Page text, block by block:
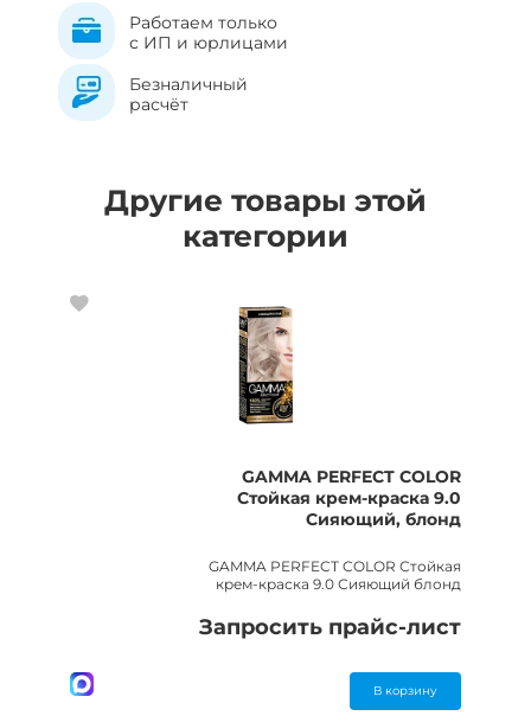
Работаем только
с ИП и юрлицами
Безналичный
расчёт
Другие товары этой
категории
GAMMA PERFECT COLOR
Стойкая крем-краска 9.0
Сияющий, блонд
GAMMA PERFECT COLOR Стойкая
крем-краска 9.0 Сияющий блонд
Запросить прайс-лист
В корзину